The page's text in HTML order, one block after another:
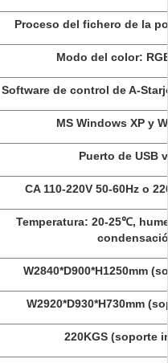
Proceso del fichero de la
Modo del color:
Software de control de A-
MS Windows XP y
Puerto de USB
CA 110-220V 50-60Hz o
Temperatura: 20-25℃,
W2840*D900*H1250mm
W2920*D930*H730mm
220KGS (soporte